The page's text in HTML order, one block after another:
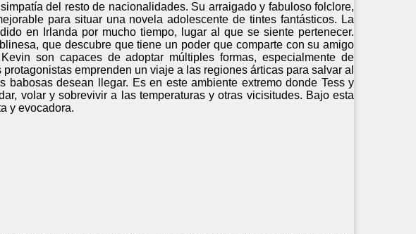
del resto de nacionalidades. Su arraigado y fabuloso folclore,
para situar una novela adolescente de tintes fantásticos. La
en Irlanda por mucho tiempo, lugar al que se siente pertenecer.
que descubre que tiene un poder que comparte con su amigo
son capaces de adoptar múltiples formas, especialmente de
emprenden un viaje a las regiones árticas para salvar al
desean llegar. Es en este ambiente extremo donde Tess y
volar y sobrevivir a las temperaturas y otras vicisitudes. Bajo esta
y evocadora.